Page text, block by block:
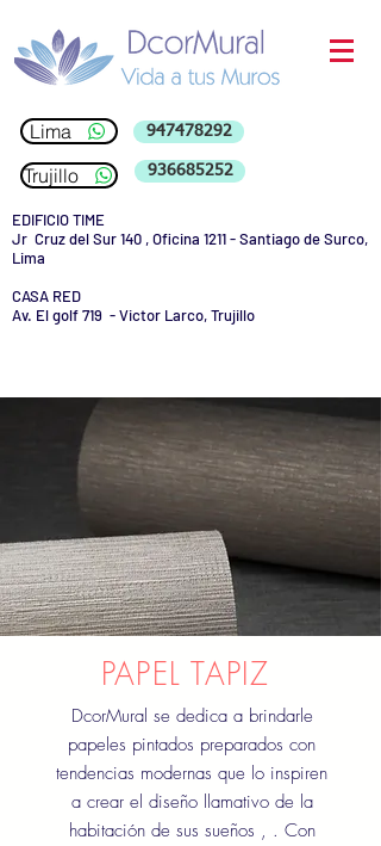
Lima 947478292
Trujillo 936685252
EDIFICIO TIME
Jr Cruz del Sur 140 , Oficina 1211 - Santiago de Surco,
Lima
CASA RED
Av. El golf 719 - Victor Larco, Trujillo
PAPEL TAPIZ
DcorMural se dedica a brindarle
papeles pintados preparados con
tendencias modernas que lo inspiren
a crear el diseño llamativo de la
habitación de sus sueños , . Con